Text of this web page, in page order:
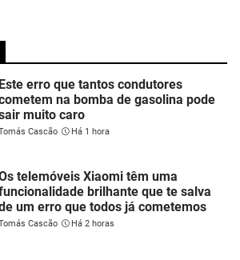
Este erro que tantos condutores
na bomba de gasolina pode
muito caro
Cascão Há 1 hora
telemóveis Xiaomi têm uma
brilhante que te salva
um erro que todos já cometemos
Cascão Há 2 horas